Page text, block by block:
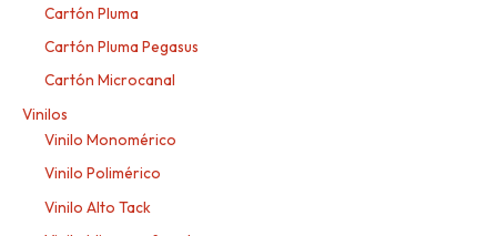
Cartón Pluma
Cartón Pluma Pegasus
Cartón Microcanal
Vinilos
Vinilo Monomérico
Vinilo Polimérico
Vinilo Alto Tack